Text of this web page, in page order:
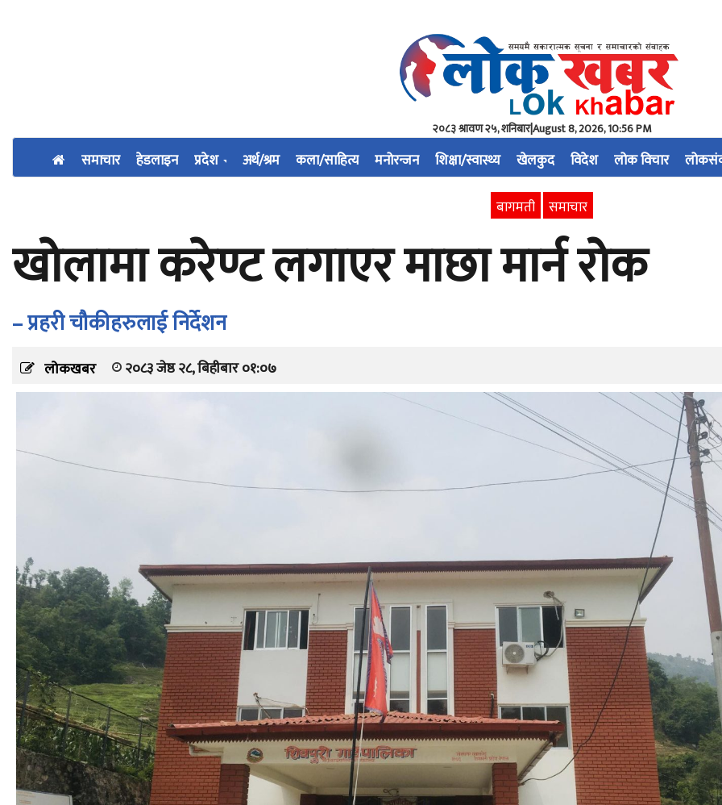
२०८३ श्रावण २५, शनिबार|August 8, 2026, 10:56 PM
समाचार हेडलाइन प्रदेश अर्थ/श्रम कला/साहित्य मनोरन्जन शिक्षा/स्वास्थ्य खेलकुद विदेश लोक विचार
बागमती समाचार
खोलामा करेण्ट लगाएर माछा मार्न रोक
– प्रहरी चौकीहरुलाई निर्देशन
लोकखबर २०८३ जेष्ठ २८, बिहीबार ०१:०७